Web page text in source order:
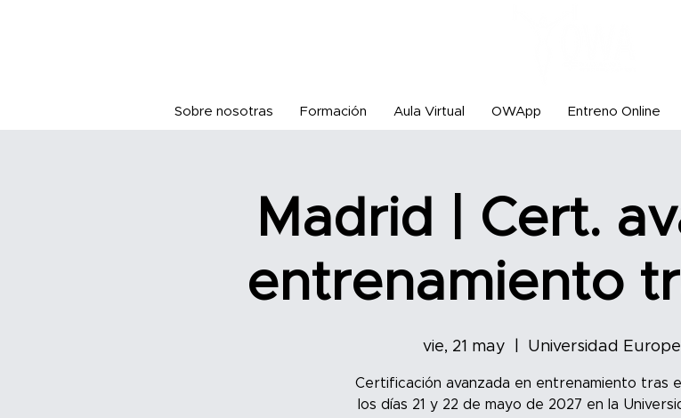
Sobre nosotras Formación Aula Virtual OWApp Entreno Online
Madrid | Cert.
entrenamiento
vie, 21 may Universidad
Certificación avanzada en entrenamiento tras
los días 21 y 22 de mayo de 2027 en la